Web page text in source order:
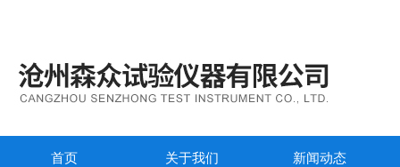
首页 关于我们 新闻动态